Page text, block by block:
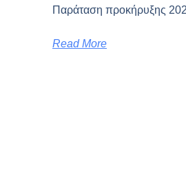
Παράταση προκήρυξης
Read More